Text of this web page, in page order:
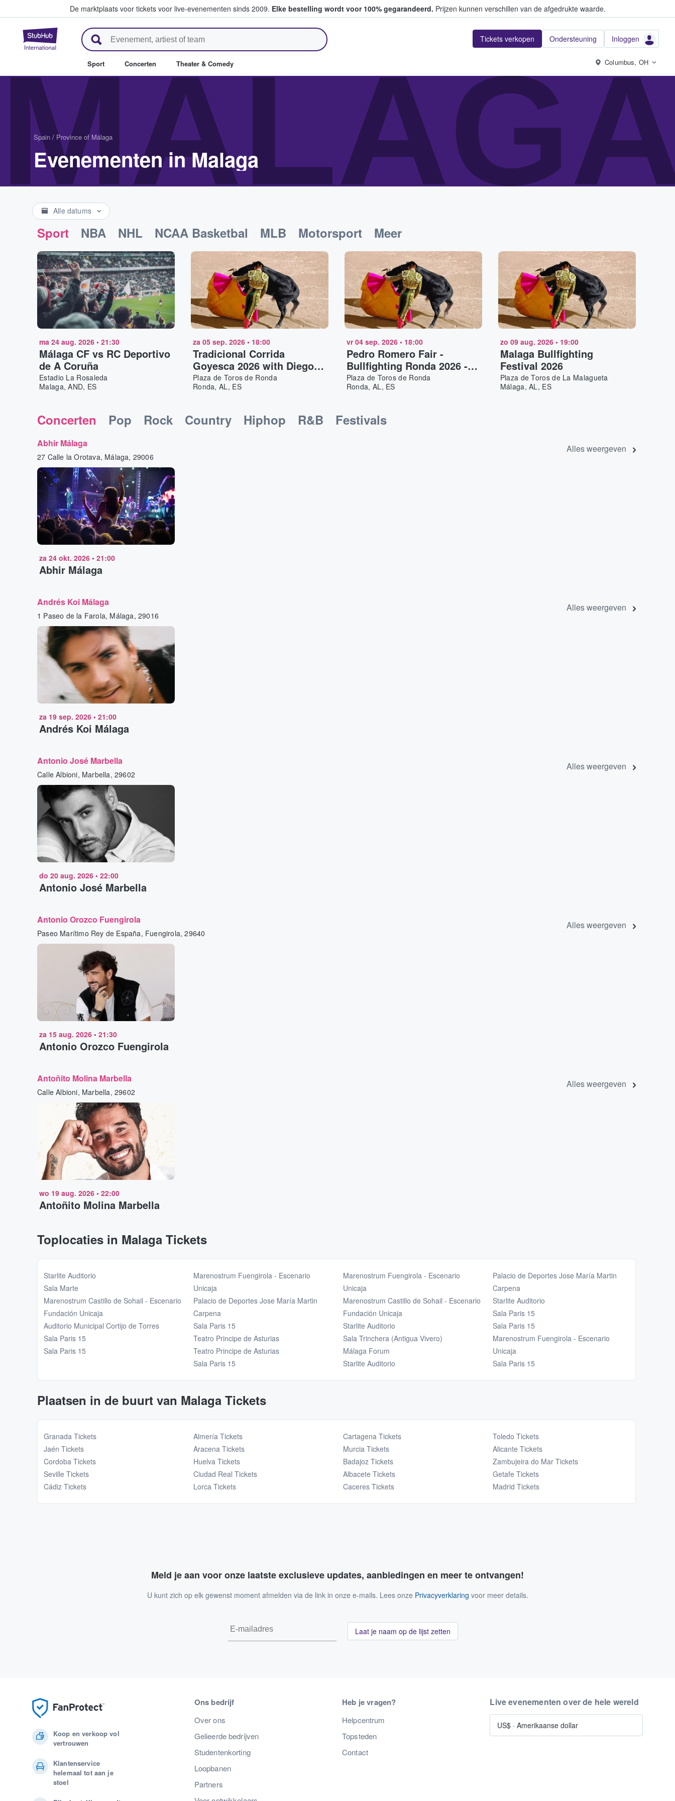
De marktplaats voor tickets voor live-evenementen sinds 2009. Elke bestelling wordt voor 100% gegarandeerd. Prijzen kunnen verschillen van de afgedrukte waarde.
StubHub: waar fans tickets kopen en verkopen Tickets verkopen Ondersteuning Inloggen
Sport Concerten Theater & Comedy Columbus, OH
Spain / Province of Málaga
Evenementen in Malaga
Alle datums
Sport NBA NHL NCAA Basketbal MLB Motorsport Meer
ma 24 aug. 2026 • 21:30
Málaga CF vs RC Deportivo
de A Coruña
Estadio La Rosaleda
Malaga, AND, ES
za 05 sep. 2026• 18:00
Tradicional Corrida
Goyesca 2026 with Diego
Ventura, Morante de la
Puebla and more
Plaza de Toros de Ronda
Ronda, AL, ES
vr 04 sep. 2026• 18:00
Pedro Romero Fair -
Bullfighting Ronda 2026 -
Novillada sin picadores
Plaza de Toros de Ronda
Ronda, AL, ES
zo 09 aug. 2026• 19:00
Malaga Bullfighting
Festival 2026
Plaza de Toros de La Malagueta
Málaga, AL, ES
Concerten Pop Rock Country Hiphop R&B Festivals
Abhir Málaga
27 Calle la Orotava, Málaga, 29006
Alles weergeven
za 24 okt. 2026 • 21:00
Abhir Málaga
Andrés Koi Málaga
1 Paseo de la Farola, Málaga, 29016
Alles weergeven
za 19 sep. 2026 • 21:00
Andrés Koi Málaga
Antonio José Marbella
Calle Albioni, Marbella, 29602
Alles weergeven
do 20 aug. 2026 • 22:00
Antonio José Marbella
Antonio Orozco Fuengirola
Paseo Marítimo Rey de España, Fuengirola, 29640
Alles weergeven
za 15 aug. 2026 • 21:30
Antonio Orozco Fuengirola
Antoñito Molina Marbella
Calle Albioni, Marbella, 29602
Alles weergeven
wo 19 aug. 2026 • 22:00
Antoñito Molina Marbella
Toplocaties in Malaga Tickets
Starlite Auditorio
Sala Marte
Marenostrum Castillo de Sohail - Escenario
Fundación Unicaja
Auditorio Municipal Cortijo de Torres
Sala Paris 15
Sala Paris 15
Marenostrum Fuengirola - Escenario
Unicaja
Palacio de Deportes Jose María Martin
Carpena
Sala Paris 15
Teatro Principe de Asturias
Teatro Principe de Asturias
Sala Paris 15
Marenostrum Fuengirola - Escenario
Unicaja
Marenostrum Castillo de Sohail - Escenario
Fundación Unicaja
Starlite Auditorio
Sala Trinchera (Antigua Vivero)
Málaga Forum
Starlite Auditorio
Palacio de Deportes Jose María Martin
Carpena
Starlite Auditorio
Sala Paris 15
Sala Paris 15
Marenostrum Fuengirola - Escenario
Unicaja
Sala Paris 15
Plaatsen in de buurt van Malaga Tickets
Granada Tickets
Jaén Tickets
Cordoba Tickets
Seville Tickets
Cádiz Tickets
Almería Tickets
Aracena Tickets
Huelva Tickets
Ciudad Real Tickets
Lorca Tickets
Cartagena Tickets
Murcia Tickets
Badajoz Tickets
Albacete Tickets
Caceres Tickets
Toledo Tickets
Alicante Tickets
Zambujeira do Mar Tickets
Getafe Tickets
Madrid Tickets
Meld je aan voor onze laatste exclusieve updates, aanbiedingen en meer te ontvangen!
U kunt zich op elk gewenst moment afmelden via de link in onze e-mails. Lees onze Privacyverklaring voor meer details.
Laat je naam op de lijst zetten
Koop en verkoop vol
vertrouwen
Klantenservice
helemaal tot aan je
stoel
Ons bedrijf
Over ons
Gelieerde bedrijven
Studentenkorting
Loopbanen
Partners
Heb je vragen?
Helpcentrum
Topsteden
Contact
Live evenementen over de hele wereld
US$ ·Amerikaanse dollar